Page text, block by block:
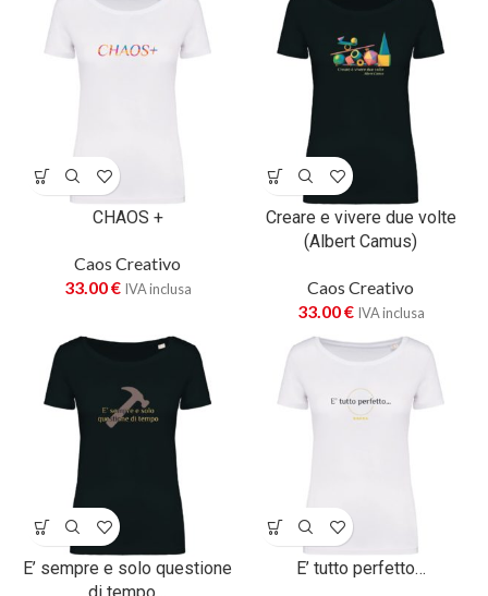
CHAOS +
Caos Creativo
33.00€ IVA inclusa
Creare e vivere due volte
(Albert Camus)
Caos Creativo
33.00€ IVA inclusa
E’ sempre e solo questione
E’ tutto perfetto…